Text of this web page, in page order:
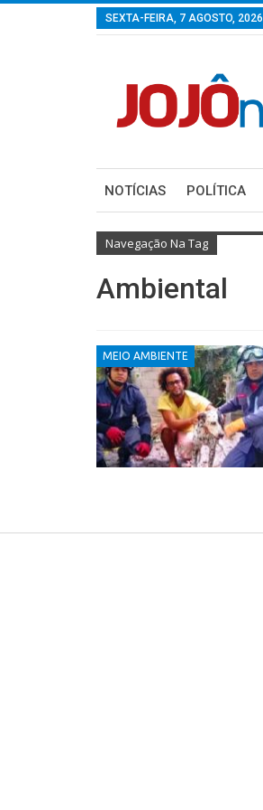
SEXTA-FEIRA, 7 AGOSTO, 2026
NOTÍCIAS POLÍTICA
Navegação Na Tag
Ambiental
MEIO AMBIENTE